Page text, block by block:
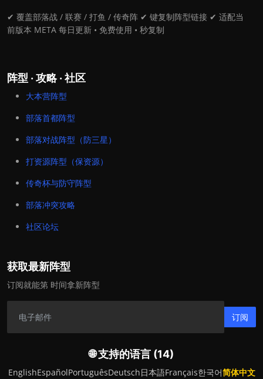
✔ 覆盖部落战 / 联赛 / 打鱼 / 传奇阵 ✔ 键复制阵型链接 ✔ 适配当
前版本 META 每日更新 • 免费使用 • 秒复制
阵型 · 攻略 · 社区
大本营阵型
部落首都阵型
部落对战阵型（防三星）
打资源阵型（保资源）
传奇杯与防守阵型
部落冲突攻略
社区论坛
获取最新阵型
订阅就能第 时间拿新阵型
订阅
🌐 支持的语言 (14)
EnglishEspañolPortuguêsDeutsch日本語Français한국어简体中文